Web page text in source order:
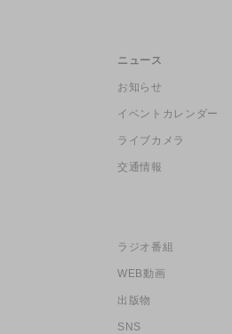
ニュース
お知らせ
イベントカレンダー
ライブカメラ
交通情報
ラジオ番組
WEB動画
出版物
SNS